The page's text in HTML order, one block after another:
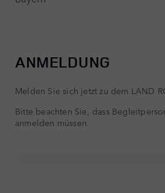
ANMELDUNG
Melden Sie sich jetzt zu dem LAND
Bitte beachten Sie, dass
anmelden müssen.